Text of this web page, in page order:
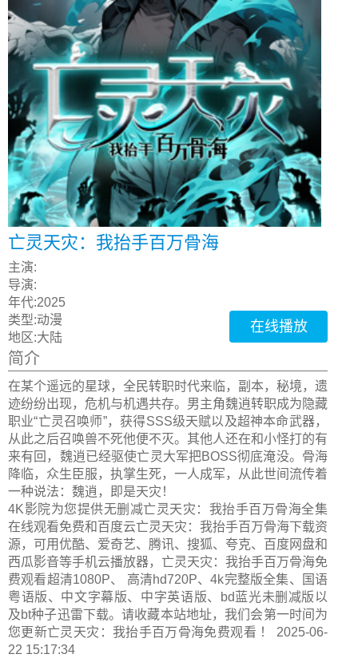
亡灵天灾：我抬手百万骨海
主演:
导演:
年代:2025
类型:动漫
地区:大陆
在线播放
简介
在某个遥远的星球，全民转职时代来临，副本，秘境，遗
迹纷纷出现，危机与机遇共存。男主角魏逍转职成为隐藏
职业“亡灵召唤师”，获得SSS级天赋以及超神本命武器，
从此之后召唤兽不死他便不灭。其他人还在和小怪打的有
来有回，魏逍已经驱使亡灵大军把BOSS彻底淹没。骨海
降临，众生臣服，执掌生死，一人成军，从此世间流传着
一种说法：魏逍，即是天灾！
4K影院为您提供无删减亡灵天灾：我抬手百万骨海全集
在线观看免费和百度云亡灵天灾：我抬手百万骨海下载资
源，可用优酷、爱奇艺、腾讯、搜狐、夸克、百度网盘和
西瓜影音等手机云播放器，亡灵天灾：我抬手百万骨海免
费观看超清1080P、 高清hd720P、4k完整版全集、国语
粤语版、中文字幕版、中字英语版、bd蓝光未删减版以
及bt种子迅雷下载。请收藏本站地址，我们会第一时间为
您更新亡灵天灾：我抬手百万骨海免费观看 ！ 2025-06-
22 15:17:34